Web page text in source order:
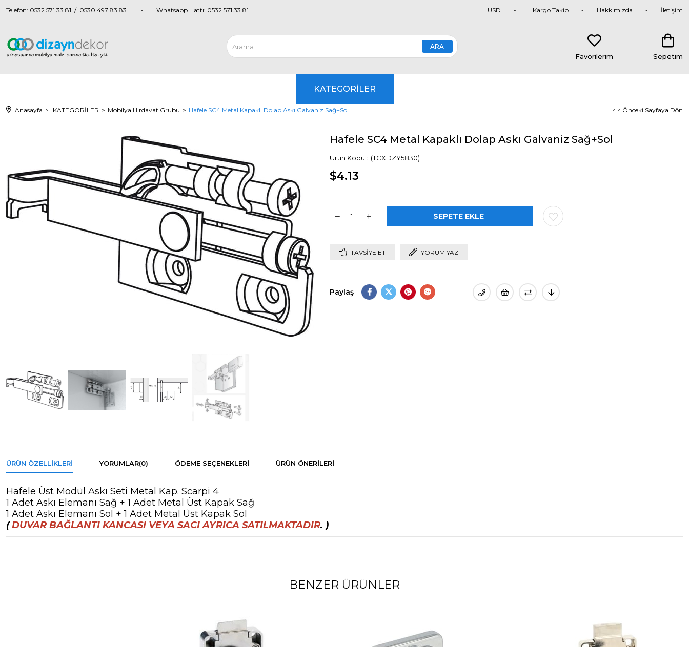
Telefon: 0532 571 33 81 / 0530 497 83 83 Whatsapp Hattı: 0532 571 33 81 Kargo Takip Hakkımızda İletişim
USD
Sepetim
Favorilerim
KATEGORİLER
Anasayfa KATEGORİLER Mobilya Hırdavat Grubu Hafele SC4 Metal Kapaklı Dolap Askı Galvaniz Sağ+Sol < < Önceki Sayfaya Dön
Hafele SC4 Metal Kapaklı Dolap Askı Galvaniz Sağ+Sol
(TCXDZY5830)
$4.13
TAVSIYE ET YORUM YAZ
Paylaş
ÜRÜN ÖZELLIKLERI YORUMLAR(0) ÖDEME SEÇENEKLERI ÜRÜN ÖNERILERI
Hafele Üst Modül Askı Seti Metal Kap. Scarpi 4
1 Adet Askı Elemanı Sağ + 1 Adet Metal Üst Kapak Sağ
1 Adet Askı Elemanı Sol + 1 Adet Metal Üst Kapak Sol
(DUVAR BAĞLANTI KANCASI VEYA SACI AYRICA SATILMAKTADIR. )
BENZER ÜRÜNLER